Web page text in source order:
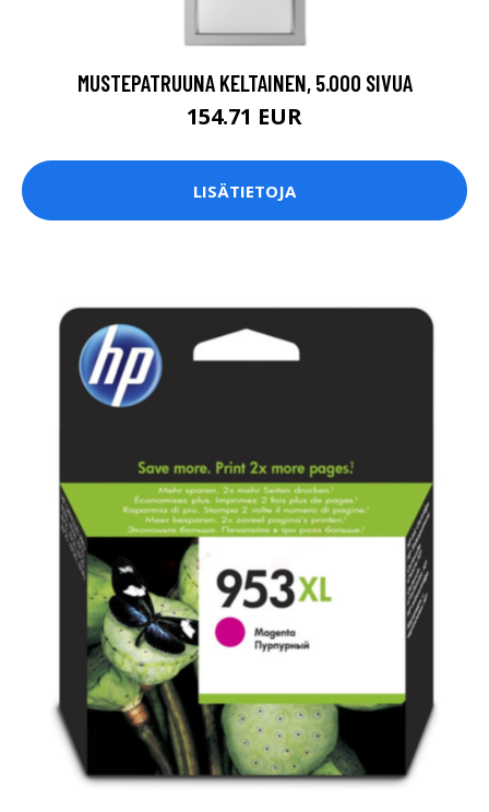
MUSTEPATRUUNA KELTAINEN, 5.000 SIVUA
154.71 EUR
LISÄTIETOJA